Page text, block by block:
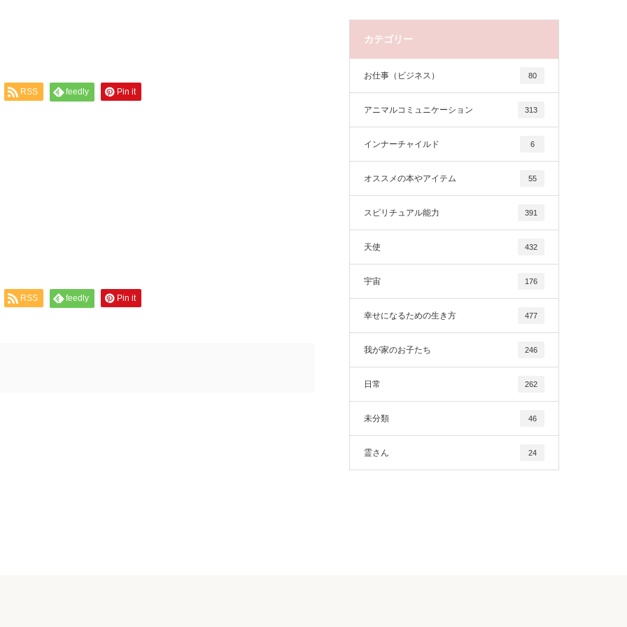
RSS feedly Pin it
RSS feedly Pin it
カテゴリー
お仕事（ビジネス） 80
アニマルコミュニケーション 313
インナーチャイルド 6
オススメの本やアイテム 55
スピリチュアル能力 391
天使 432
宇宙 176
幸せになるための生き方 477
我が家のお子たち 246
日常 262
未分類 46
霊さん 24